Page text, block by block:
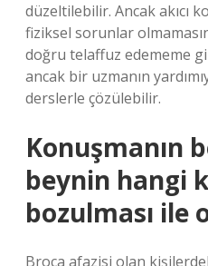
düzeltilebilir. Ancak akıcı
fiziksel sorunlar
doğru telaffuz edememe
ancak bir uzmanın
derslerle çözülebilir.
Konuşmanın
beynin hangi
bozulması ile
Broca afazisi olan